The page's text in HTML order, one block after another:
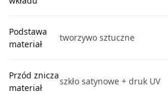
Podstawa
materiał
tworzywo sztuczne
Przód znicza
materiał
szkło satynowe + druk UV